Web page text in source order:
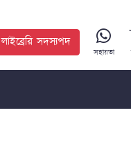
লাইব্রেরি সদস্যপদ
সহায়তা